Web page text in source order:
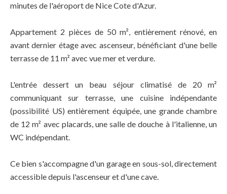
minutes de l'aéroport de Nice Cote d'Azur.
Appartement 2 pièces de 50 m², entièrement rénové, en
avant dernier étage avec ascenseur, bénéficiant d'une belle
terrasse de 11 m² avec vue mer et verdure.
L'entrée dessert un beau séjour climatisé de 20 m²
communiquant sur terrasse, une cuisine indépendante
(possibilité US) entièrement équipée, une grande chambre
de 12 m² avec placards, une salle de douche à l'italienne, un
WC indépendant.
Ce bien s'accompagne d'un garage en sous-sol, directement
accessible depuis l'ascenseur et d'une cave.